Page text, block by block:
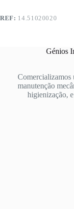
REF: 14.51020020
Génios
Comercializamos
manutenção
higienização,